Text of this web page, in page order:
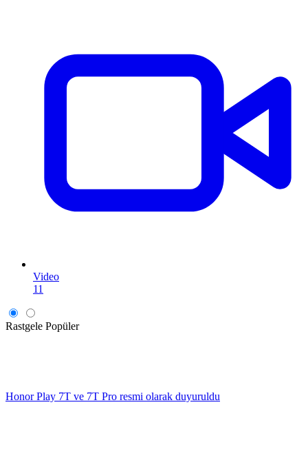
Video
11
Rastgele Popüler
Honor Play 7T ve 7T Pro resmi olarak duyuruldu